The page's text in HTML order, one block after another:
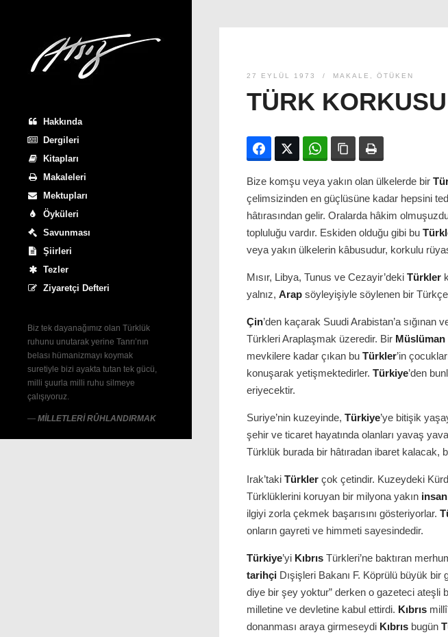
Hakkında
Dergileri
Kitapları
Makaleleri
Mektupları
Öyküleri
Savunması
Şiirleri
Tezler
Ziyaretçi Defteri
Biz tek dayanağımız olan Türklük
ruhunu unutarak yerine Tanrı’nın
belası hümanizmayı koymak
suretiyle bizi ayakta tutan tek gücü,
milli şuurla milli ruhu silmeye
çalışıyoruz.
— MİLLETLERİ RÛHLANDIRMAK
27 EYLÜL 1973 MAKALE ÖTÜKEN
TÜRK KORKUSU
FacebookTwitter WhatsAppBağlanıyı kopyala
Bize komşu veya yakın olan ülkelerde bir
çelimsizinden en güçlüsüne kadar hepsini
hâtırasından gelir. Oralarda hâkim
topluluğu vardır. Eskiden olduğu gibi bu
veya yakın ülkelerin kâbusudur, korkulu
Mısır, Libya, Tunus ve Cezayir’deki Türkler
yalnız, Arap söyleyişiyle söylenen bir Türkçe
Çin’den kaçarak Suudi Arabistan’a
Türkleri Araplaşmak üzeredir. Bir Müslüman
mevkilere kadar çıkan bu Türkler’in
konuşarak yetişmektedirler. Türkiye’den
eriyecektir.
Suriye’nin kuzeyinde, Türkiye’ye bitişik
şehir ve ticaret hayatında olanları yavaş
Türklük burada bir hâtıradan ibaret kalacak,
Irak’taki Türkler çok çetindir. Kuzeydeki
Türklüklerini koruyan bir milyona yakın insan
ilgiyi zorla çekmek başarısını gösteriyorlar.
onların gayreti ve himmeti sayesindedir.
Türkiye’yi Kıbrıs Türkleri’ne baktıran
tarihçi Dışişleri Bakanı F. Köprülü büyük bir
diye bir şey yoktur” derken o gazeteci ateşli
milletine ve devletine kabul ettirdi. Kıbrıs
donanması araya girmeseydi Kıbrıs bugün